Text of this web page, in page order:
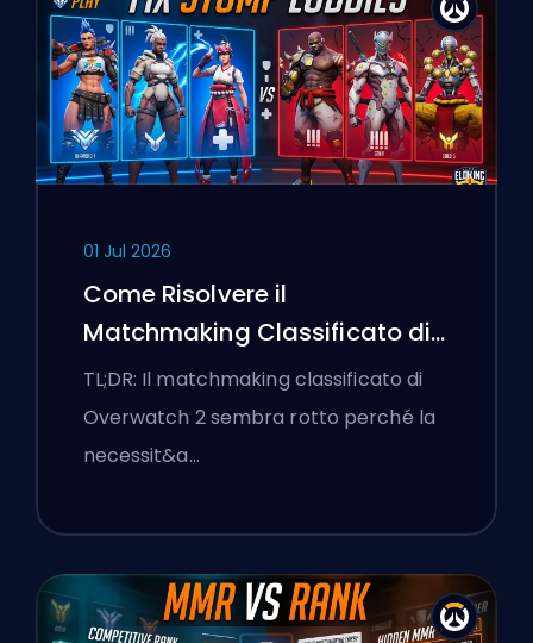
01 Jul 2026
Come Risolvere il
Matchmaking Classificato di
Overwatch 2 e le Lobby a
Senso Unico
TL;DR: Il matchmaking classificato di
Overwatch 2 sembra rotto perché la
necessit&a…